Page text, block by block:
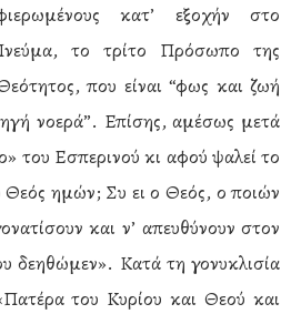
κατ’ εξοχήν στο
το τρίτο Πρόσωπο της
που είναι “φως και ζωή
νοερά”. Επίσης, αμέσως μετά
του Εσπερινού κι αφού ψαλεί το
ημών; Συ ει ο Θεός, ο ποιών
και ν’ απευθύνουν στον
δεηθώμεν». Κατά τη γονυκλισία
του Κυρίου και Θεού και